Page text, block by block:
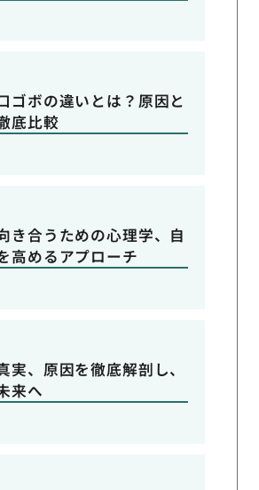
ゴボの違いとは？原因と
底比較
き合うための心理学、自
高めるアプローチ
実、原因を徹底解剖し、
来へ